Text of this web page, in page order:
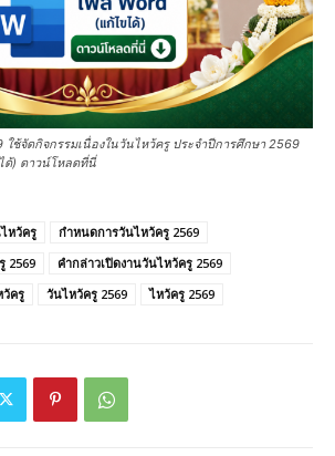
ช้จัดกิจกรรมเนื่องในวันไหว้ครู ประจำปีการศึกษา 2569
ด้) ดาวน์โหลดที่นี่
หว้ครู
กำหนดการวันไหว้ครู 2569
2569
คำกล่าวเปิดงานวันไหว้ครู 2569
ครู วันไหว้ครู 2569 ไหว้ครู 2569